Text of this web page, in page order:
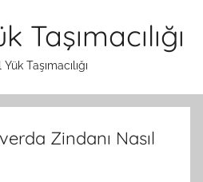
Taşımacılığı
Taşımacılığı
Zindanı Nasıl